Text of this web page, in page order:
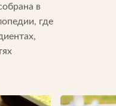
в
где